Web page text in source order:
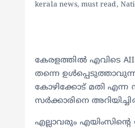
kerala news,must read,
കേരളത്തിൽ എവിടെ
തന്നെ
കോഴിക്കോട് മതി
സർക്കാരിനെ
എല്ലാവരും